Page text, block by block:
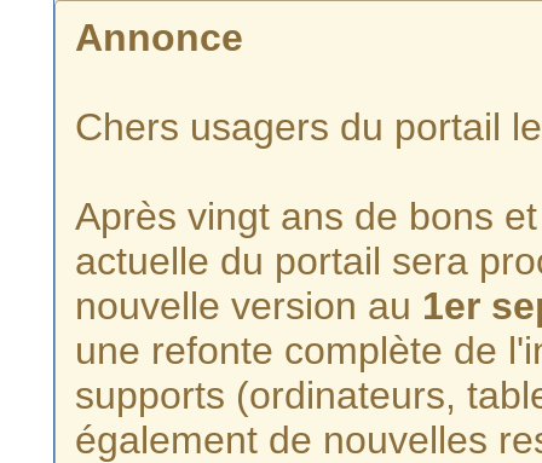
Annonce
Chers usagers du portail
Après vingt ans de bons
actuelle du portail sera
nouvelle version au 1er
une refonte complète de
supports (ordinateurs,
également de nouvelles